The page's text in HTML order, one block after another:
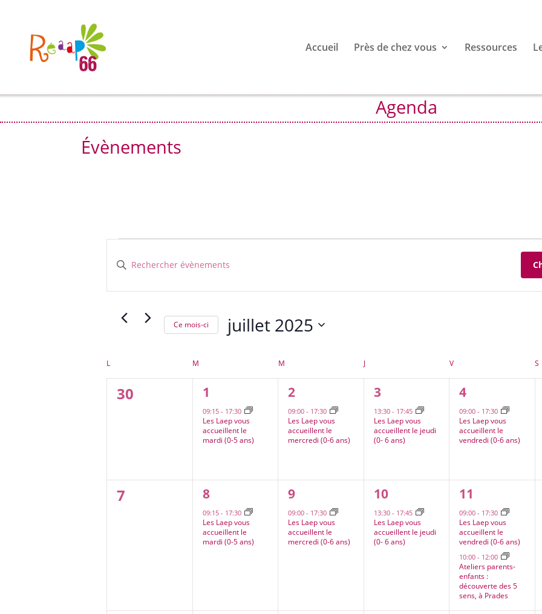
Accueil Près de chez vous Ressources
Agenda
Évènements
Évènements
Recherche
et
navigation
de
Évènements
Saisir
clé.
Rechercher
mot-
clé.
Ce mois-ci juillet 2025
date.
Calendrier
de
Évènements
L MMARDI MMERCREDI JJEUDI VVENDREDI S
0
évènement,
30
1
évènement,
1
09:15 - 17:30
Les Laep vous
accueillent le
mardi (0-5 ans)
1
évènement,
2
09:00- 17:30
Les Laep vous
accueillent le
mercredi (0-6 ans)
1
évènement,
3
13:30 - 17:45
Les Laep vous
accueillent le jeudi
(0- 6 ans)
1
évènement,
4
09:00- 17:30
Les Laep vous
accueillent le
vendredi (0-6 ans)
0
évènement,
7
1
évènement,
8
09:15 - 17:30
Les Laep vous
accueillent le
mardi (0-5 ans)
1
évènement,
9
09:00- 17:30
Les Laep vous
accueillent le
mercredi (0-6 ans)
1
évènement,
10
13:30 - 17:45
Les Laep vous
accueillent le jeudi
(0- 6 ans)
2
évènements,
11
09:00- 17:30
Les Laep vous
accueillent le
vendredi (0-6 ans)
10:00- 12:00
Ateliers parents-
enfants :
découverte des 5
sens, à Prades